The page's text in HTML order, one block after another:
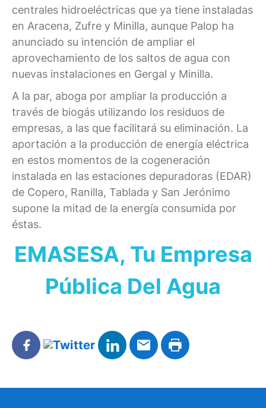
centrales hidroeléctricas que ya tiene instaladas
en Aracena, Zufre y Minilla, aunque Palop ha
anunciado su intención de ampliar el
aprovechamiento de los saltos de agua con
nuevas instalaciones en Gergal y Minilla.
A la par, aboga por ampliar la producción a
través de biogás utilizando los residuos de
empresas, a las que facilitará su eliminación. La
aportación a la producción de energía eléctrica
en estos momentos de la cogeneración
instalada en las estaciones depuradoras (EDAR)
de Copero, Ranilla, Tablada y San Jerónimo
supone la mitad de la energía consumida por
éstas.
EMASESA, Tu Empresa
Pública Del Agua